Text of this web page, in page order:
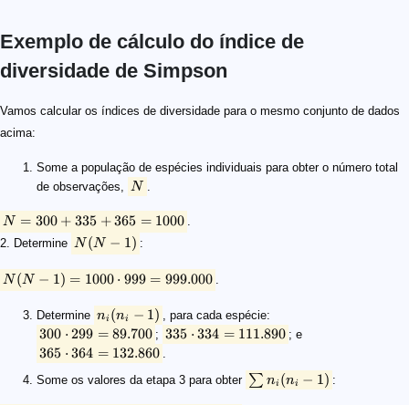
Exemplo de cálculo do índice de
diversidade de Simpson
Vamos calcular os índices de diversidade para o mesmo conjunto de dados
acima:
Some a população de espécies individuais para obter o número total
de observações,
N
N
N = 300 + 335 + 365 = 1000
N = 300 + 335 +365 = 1000
2. Determine
N (N - 1)
N(N − 1) :
N(N - 1) = 1000 \cdot 999 = 999.000
N(N − 1) = 1000 ⋅ 999 = 999.000
Determine
n_i(n_i-1)
ni (ni − 1) , para cada espécie:
300 \cdot 299 = 89.700
300 ⋅ 299 = 89.700 ;
335 \cdot 334 = 111.890
335 ⋅ 334 = 111.890 ; e
365 \cdot 364 = 132.860
365 ⋅ 364 = 132.860
Some os valores da etapa 3 para obter
\sum n_i(n_i-1)
∑ ni (ni − 1) :
89.700 + 111.890 + 132.860 = 334.450
D
D = \frac{\sum n_i(n_i-1)}{N(N - 1)}
D = 334.450 / 999.000
D = 0,\!33
1 - D
1- \frac{\sum n_i(n_i-1)}{N(N - 1)} = 0,\!67
1 / D
1 / D = 2,\!99